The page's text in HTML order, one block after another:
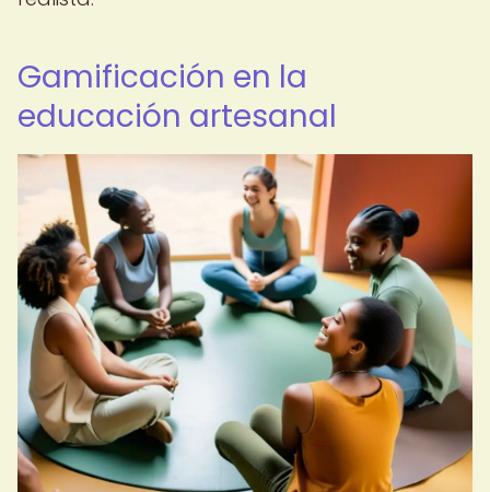
Gamificación en la
educación artesanal